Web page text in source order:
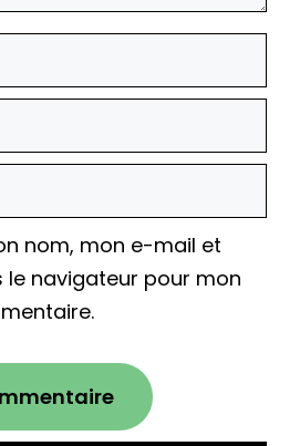
nom, mon e-mail et
le navigateur pour mon